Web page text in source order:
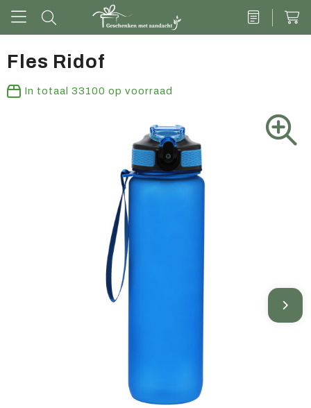
Vrije tijd & outdoor
Groen geschenk
Gereedschap & veiligheid
Fles Ridof
In totaal 33100 op voorraad